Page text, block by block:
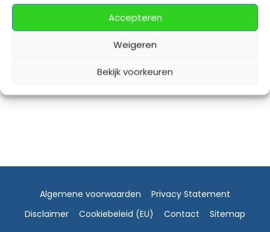
Accepteren
Weigeren
Bekijk voorkeuren
Algemene voorwaarden
Privacy Statement
Disclaimer
Cookiebeleid (EU) Contact Sitemap